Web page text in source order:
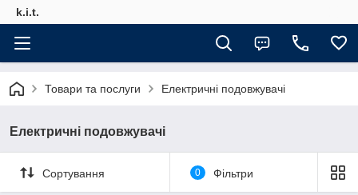
k.i.t.
Товари та послуги Електричні подовжувачі
Електричні подовжувачі
Сортування 0 Фільтри